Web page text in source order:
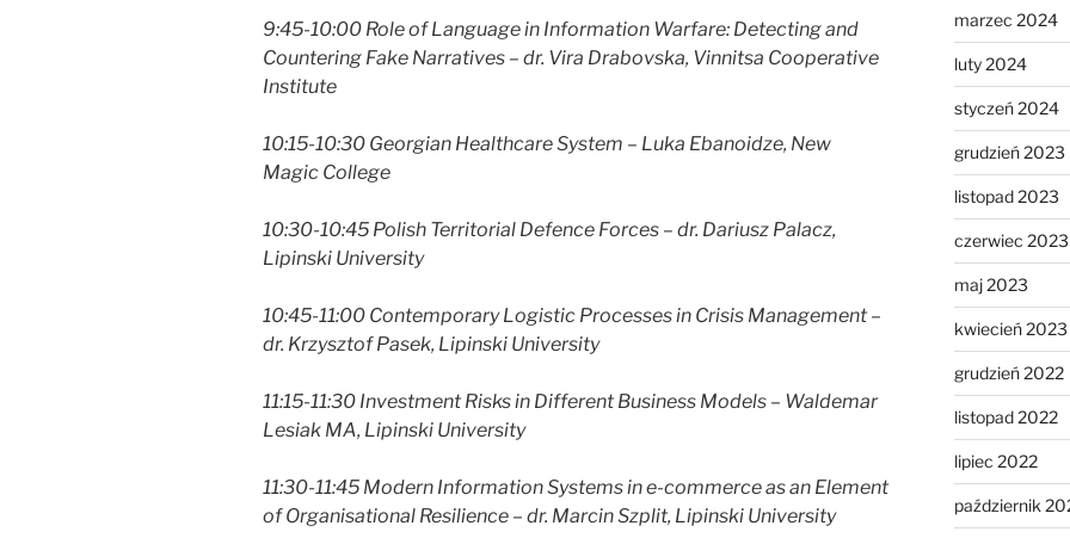
9:45-10:00 Role of Language in Information Warfare: Detecting and
Countering Fake Narratives – dr. Vira Drabovska, Vinnitsa Cooperative
Institute
10:15-10:30 Georgian Healthcare System – Luka Ebanoidze, New
Magic College
10:30-10:45 Polish Territorial Defence Forces – dr. Dariusz Palacz,
Lipinski University
10:45-11:00 Contemporary Logistic Processes in Crisis Management –
dr. Krzysztof Pasek, Lipinski University
11:15-11:30 Investment Risks in Different Business Models – Waldemar
Lesiak MA, Lipinski University
11:30-11:45 Modern Information Systems in e-commerce as an Element
of Organisational Resilience – dr. Marcin Szplit, Lipinski University
marzec 2024
luty 2024
styczeń 2024
grudzień 2023
listopad 2023
czerwiec 2023
maj 2023
kwiecień 2023
grudzień 2022
listopad 2022
lipiec 2022
październik